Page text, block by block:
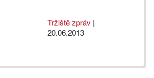
Tržiště zpráv |
20.06.2013